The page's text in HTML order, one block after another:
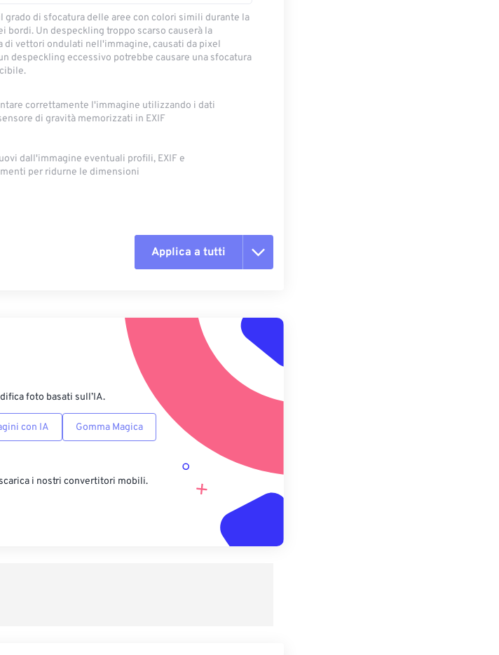
grado di sfocatura delle aree con colori simili durante la
bordi. Un despeckling troppo scarso causerà la
di vettori ondulati nell'immagine, causati da pixel
despeckling eccessivo potrebbe causare una sfocatura
correttamente l'immagine utilizzando i dati
di gravità memorizzati in EXIF
dall'immagine eventuali profili, EXIF ​​e
per ridurne le dimensioni
Applica a tutti
Applica da preimpostazione
Salva come predefinito
foto basati sull’IA.
con IA Gomma Magica
i nostri convertitori mobili.